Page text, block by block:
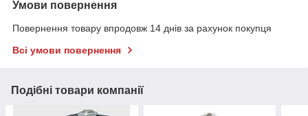
Умови повернення
Повернення товару впродовж 14 днів за рахунок покупця
Всі умови повернення
Подібні товари компанії